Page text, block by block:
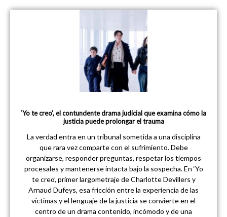
‘Yo te creo’, el contundente drama judicial que examina cómo la
justicia puede prolongar el trauma
La verdad entra en un tribunal sometida a una disciplina
que rara vez comparte con el sufrimiento. Debe
organizarse, responder preguntas, respetar los tiempos
procesales y mantenerse intacta bajo la sospecha. En ‘Yo
te creo’, primer largometraje de Charlotte Devillers y
Arnaud Dufeys, esa fricción entre la experiencia de las
víctimas y el lenguaje de la justicia se convierte en el
centro de un drama contenido, incómodo y de una